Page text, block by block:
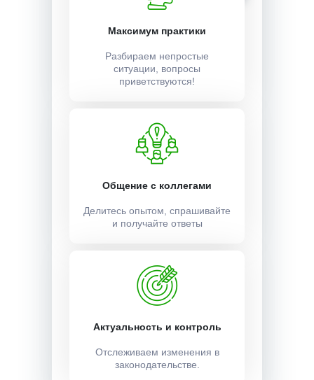
Максимум практики
Разбираем непростые
ситуации, вопросы
приветствуются!
Общение с коллегами
Делитесь опытом, спрашивайте
и получайте ответы
Актуальность и контроль
Отслеживаем изменения в
законодательстве.